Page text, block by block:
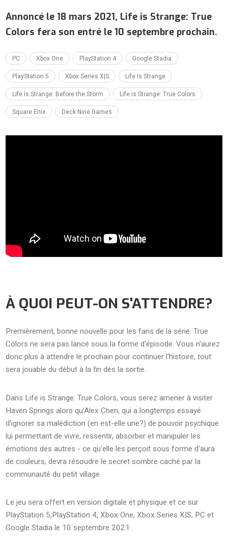
Annoncé le 18 mars 2021, Life is Strange: True
Colors fera son entré le 10 septembre prochain.
PC Xbox One PlayStation 4 Google Stadia
PlayStation 5 Xbox Series X|S Life Is Strange
Life Is Strange: Before the Storm Life is Strange: True Colors
Square Enix Deck Nine Games
À QUOI PEUT-ON S'ATTENDRE?
Premièrement, bonne nouvelle pour les fans de la série: True
Colors ne sera pas lancé sous la forme d'épisode. Vous n'aurez
donc plus à attendre le prochain pour continuer l'histoire, tout
sera jouable du début à la fin dès la sortie.
Dans Life is Strange: True Colors, vous serez amener à visiter
Haven Springs alors qu'Alex Chen, qui a longtemps essayé
d'ignorer sa malédiction (en est-elle une?) de pouvoir psychique
lui permettant de vivre, ressentir, absorber et manipuler les
émotions des autres - ce qu'elle les perçoit sous forme d'aura
de couleurs, devra résoudre le secret sombre caché par la
communauté du petit village.
Le jeu sera offert en version digitale et physique et ce sur
PlayStation 5,PlayStation 4, Xbox One, Xbox Series X|S, PC et
Google Stadia le 10 septembre 2021.